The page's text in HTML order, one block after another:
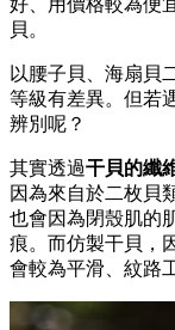
貝。
以腰子貝、海扇貝
等級有差異。但若
辨別呢？
其實透過干貝的纖
因為來自於二枚貝
也會因為閉殼肌的
痕。而仿製干貝，
會較為平滑、紋路